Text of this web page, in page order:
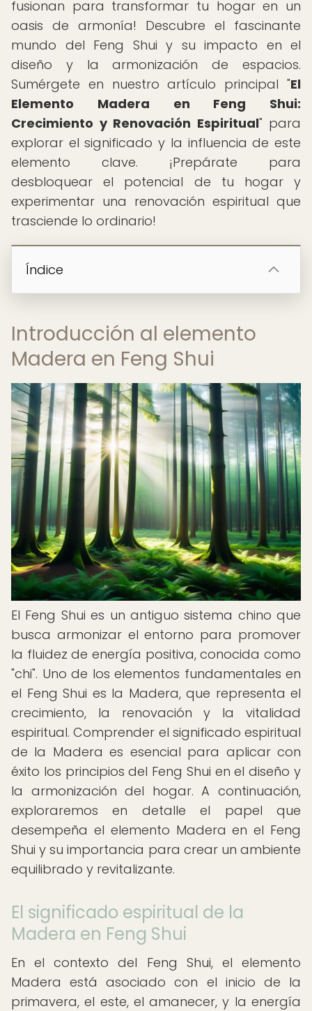
fusionan para transformar tu hogar en un
oasis de armonía! Descubre el fascinante
mundo del Feng Shui y su impacto en el
diseño y la armonización de espacios.
Sumérgete en nuestro artículo principal "El
Elemento Madera en Feng Shui:
Crecimiento y Renovación Espiritual" para
explorar el significado y la influencia de este
elemento clave. ¡Prepárate para
desbloquear el potencial de tu hogar y
experimentar una renovación espiritual que
trasciende lo ordinario!
Índice
Introducción al elemento
Madera en Feng Shui
El Feng Shui es un antiguo sistema chino que
busca armonizar el entorno para promover
la fluidez de energía positiva, conocida como
"chi". Uno de los elementos fundamentales en
el Feng Shui es la Madera, que representa el
crecimiento, la renovación y la vitalidad
espiritual. Comprender el significado espiritual
de la Madera es esencial para aplicar con
éxito los principios del Feng Shui en el diseño y
la armonización del hogar. A continuación,
exploraremos en detalle el papel que
desempeña el elemento Madera en el Feng
Shui y su importancia para crear un ambiente
equilibrado y revitalizante.
El significado espiritual de la
Madera en Feng Shui
En el contexto del Feng Shui, el elemento
Madera está asociado con el inicio de la
primavera, el este, el amanecer, y la energía